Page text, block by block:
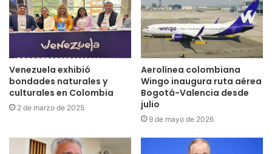
Venezuela exhibió
bondades naturales y
culturales en Colombia
2 de marzo de 2025
Aerolínea colombiana
Wingo inaugura ruta aérea
Bogotá-Valencia desde
julio
9 de mayo de 2026